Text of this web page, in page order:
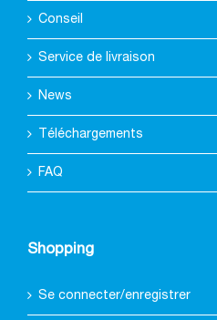
Conseil
Service de livraison
News
Téléchargements
FAQ
Shopping
Se connecter/enregistrer